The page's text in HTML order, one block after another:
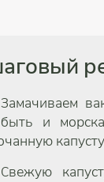
Замачиваем
быть и
Свежую